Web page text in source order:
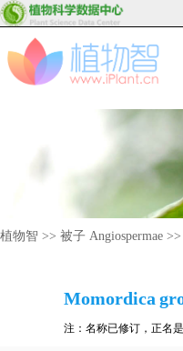
植物智 >> 被子 Angiospermae >>
Momordica
注：名称已修订，正名是